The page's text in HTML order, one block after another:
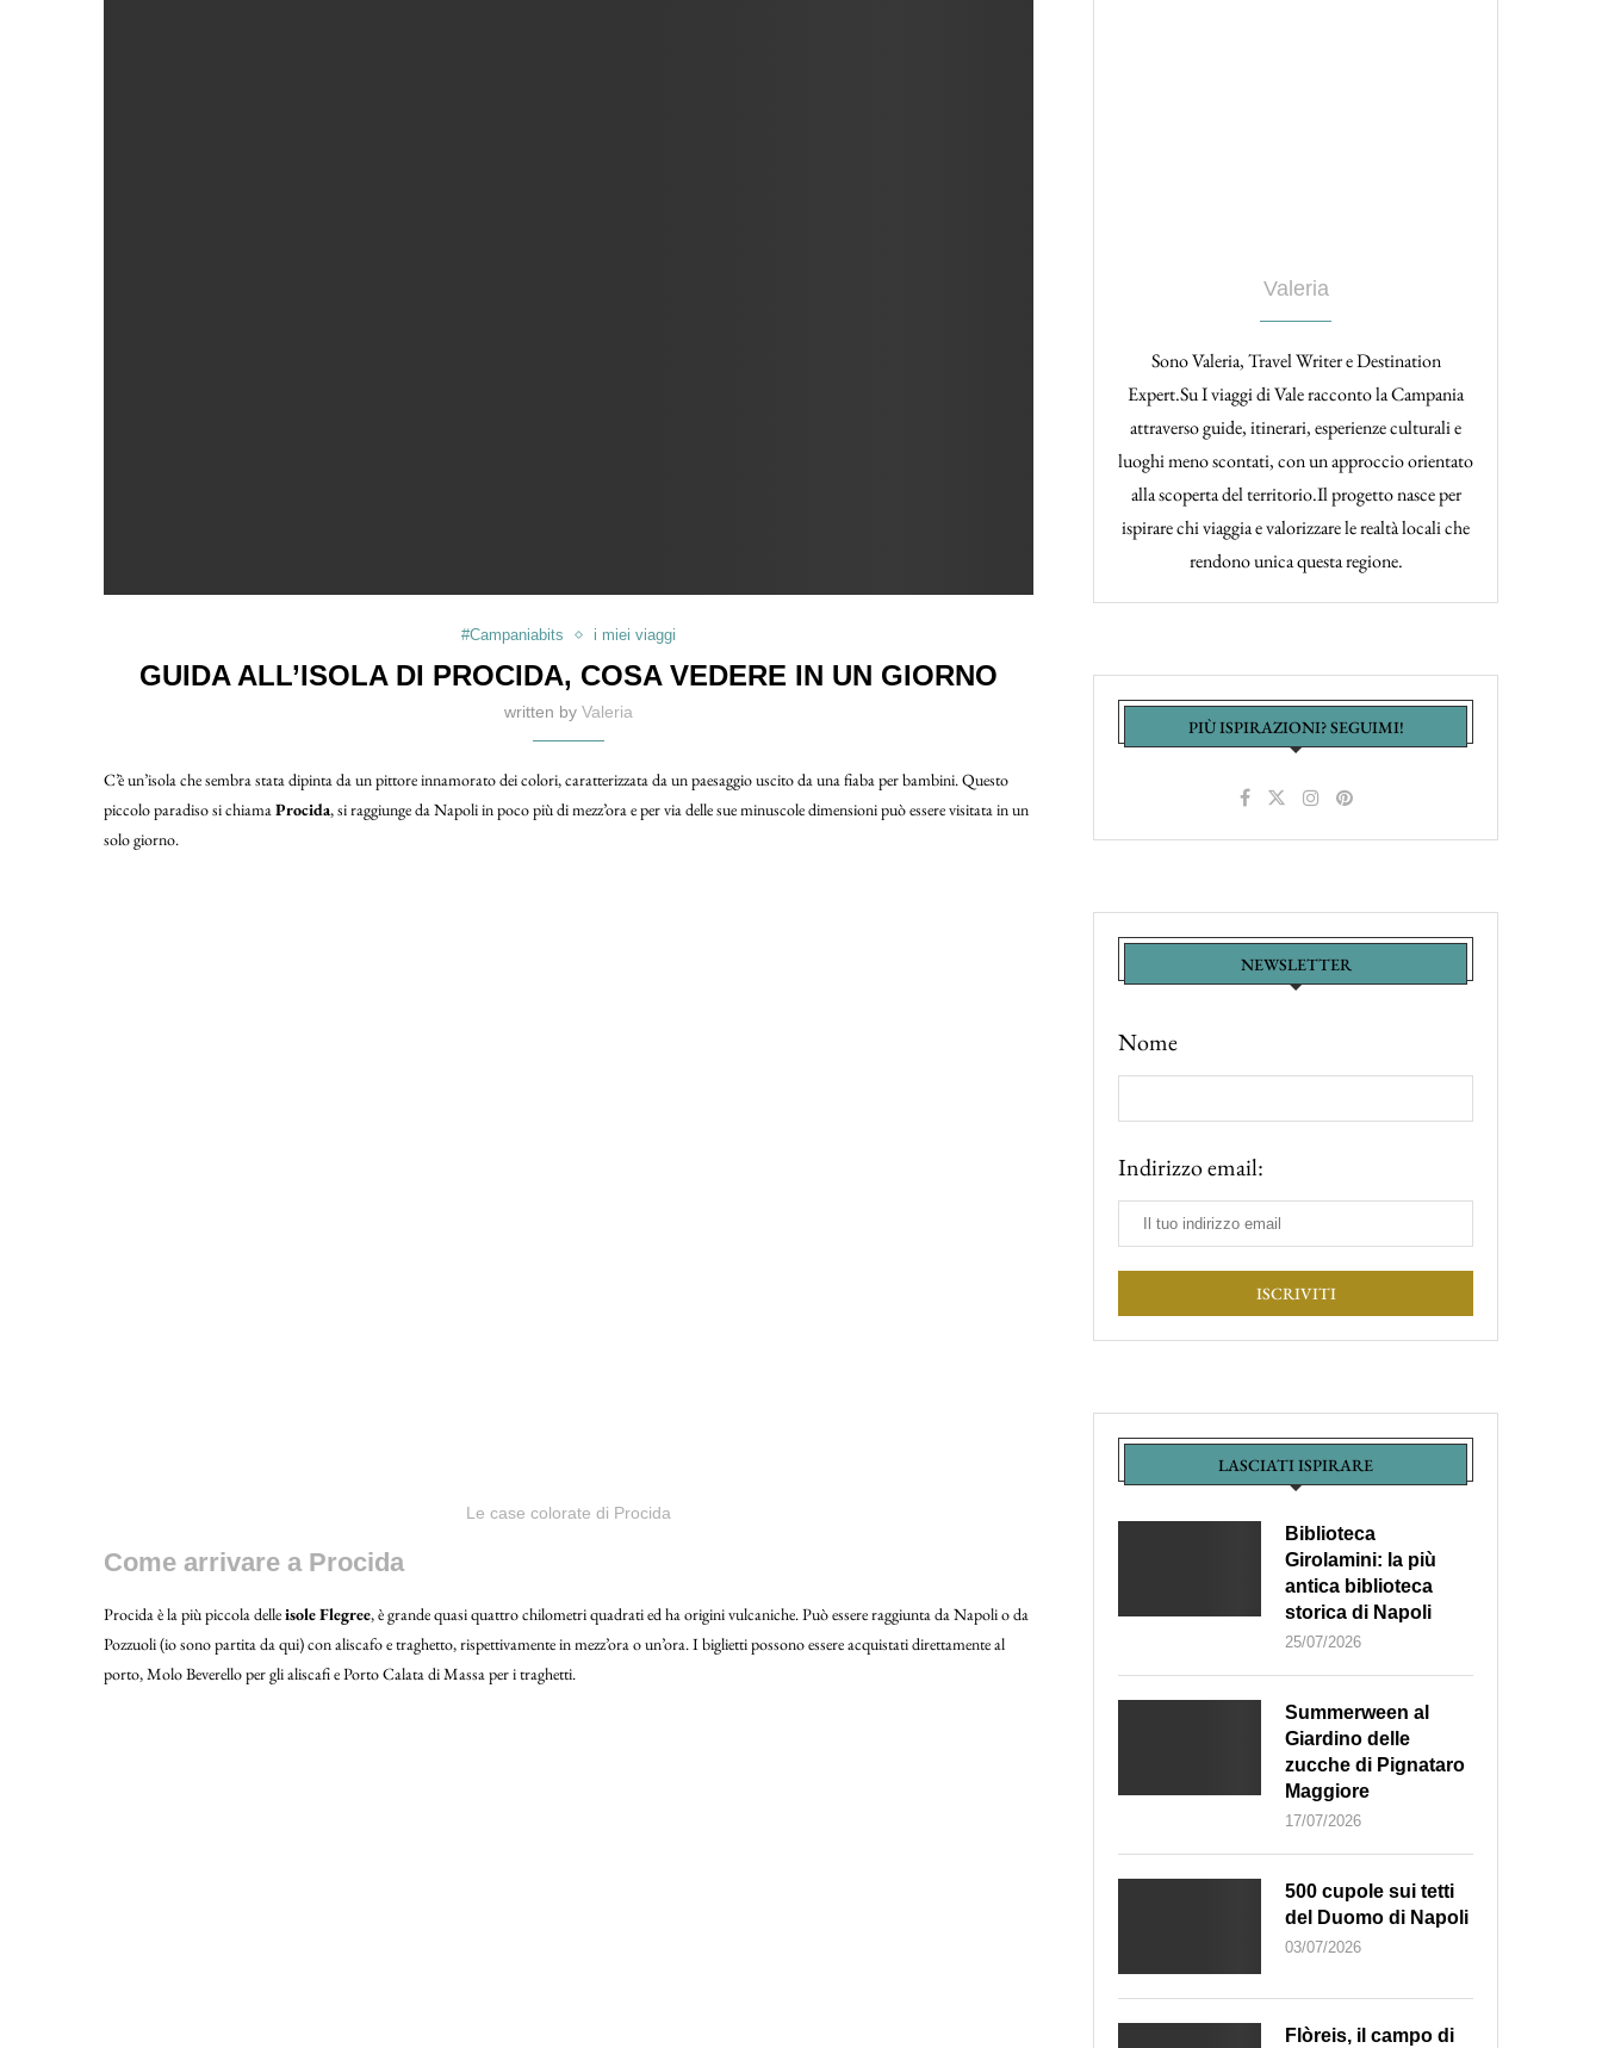
#Campaniabits i miei viaggi
GUIDA ALL’ISOLA DI PROCIDA, COSA VEDERE IN UN GIORNO
written by Valeria
C’è un’isola che sembra stata dipinta da un pittore innamorato dei colori, caratterizzata da un paesaggio uscito da una fiaba per bambini. Questo
piccolo paradiso si chiamaProcida, si raggiunge da Napoli in poco più di mezz’ora e per via delle sue minuscole dimensioni può essere visitata in un
solo giorno.
Le case colorate di Procida
Come arrivare a Procida
Procida è la più piccola delleisole Flegree, è grande quasi quattro chilometri quadrati ed ha origini vulcaniche. Può essere raggiunta da Napoli o da
Pozzuoli (io sono partita da qui) con aliscafo e traghetto, rispettivamente in mezz’ora o un’ora. I biglietti possono essere acquistati direttamente al
porto, Molo Beverello per gli aliscafi e Porto Calata di Massa per i traghetti.
Valeria
Sono Valeria, Travel Writer e Destination
Expert.Su I viaggi di Vale racconto la Campania
attraverso guide, itinerari, esperienze culturali e
luoghi meno scontati, con un approccio orientato
alla scoperta del territorio.Il progetto nasce per
ispirare chi viaggia e valorizzare le realtà locali che
rendono unica questa regione.
PIÙ ISPIRAZIONI? SEGUIMI!
NEWSLETTER
Nome
Indirizzo email:
LASCIATI ISPIRARE
Biblioteca
Girolamini: la più
antica biblioteca
storica di Napoli
25/07/2026
Summerween al
Giardino delle
zucche di Pignataro
Maggiore
17/07/2026
500 cupole sui tetti
del Duomo di Napoli
03/07/2026
Flòreis, il campo di